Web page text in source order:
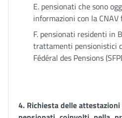
E. pensionati che sono
informazioni con la CNAV
F. pensionati residenti in
trattamenti pensionistici
Fédéral des Pensions
4. Richiesta delle